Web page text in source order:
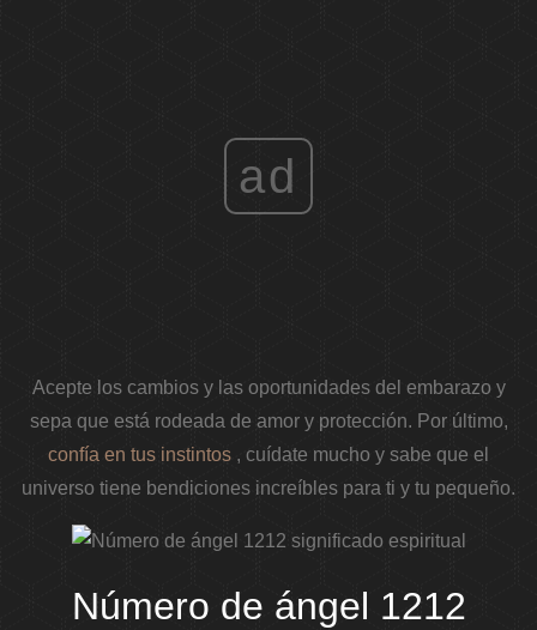
ad
Acepte los cambios y las oportunidades del embarazo y
sepa que está rodeada de amor y protección. Por último,
confía en tus instintos , cuídate mucho y sabe que el
universo tiene bendiciones increíbles para ti y tu pequeño.
Número de ángel 1212